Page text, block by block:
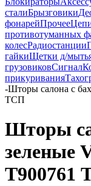
сталиБрызговики
фонарейПрочее
противотуманных
колесРадиостанции
гайкиЩетки д/
грузовиковСигнал
прикуривания
-Шторы салона с
ТСП
Шторы
зеленые
T900761